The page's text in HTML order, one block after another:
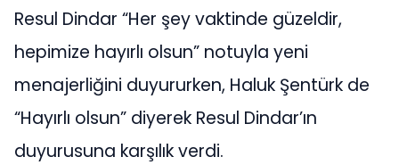
Resul Dindar “Her şey vaktinde güzeldir,
hepimize hayırlı olsun” notuyla yeni
menajerliğini duyururken, Haluk Şentürk de
“Hayırlı olsun” diyerek Resul Dindar’ın
duyurusuna karşılık verdi.